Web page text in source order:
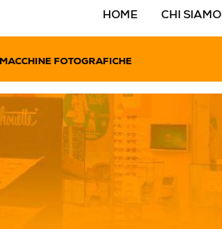
HOME CHI SIAMO
MACCHINE FOTOGRAFICHE